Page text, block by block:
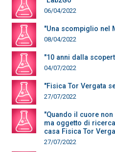
06/04/2022
"Una scompiglio nel
08/04/2022
"10 anni dalla
04/07/2022
"Fisica Tor Vergata
27/07/2022
"Quando il cuore
ma oggetto di
casa Fisica Tor
27/07/2022